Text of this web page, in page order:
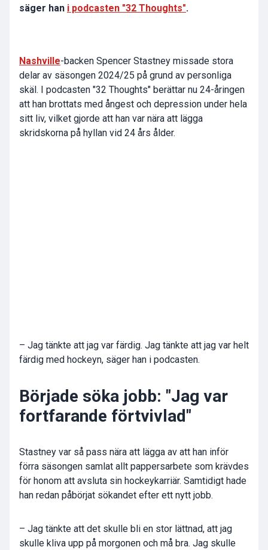
säger han i podcasten "32 Thoughts".
Nashville-backen Spencer Stastney missade stora
delar av säsongen 2024/25 på grund av personliga
skäl. I podcasten "32 Thoughts" berättar nu 24-åringen
att han brottats med ångest och depression under hela
sitt liv, vilket gjorde att han var nära att lägga
skridskorna på hyllan vid 24 års ålder.
– Jag tänkte att jag var färdig. Jag tänkte att jag var helt
färdig med hockeyn, säger han i podcasten.
Började söka jobb: "Jag var
fortfarande förtvivlad"
Stastney var så pass nära att lägga av att han inför
förra säsongen samlat allt pappersarbete som krävdes
för honom att avsluta sin hockeykarriär. Samtidigt hade
han redan påbörjat sökandet efter ett nytt jobb.
– Jag tänkte att det skulle bli en stor lättnad, att jag
skulle kliva upp på morgonen och må bra. Jag skulle